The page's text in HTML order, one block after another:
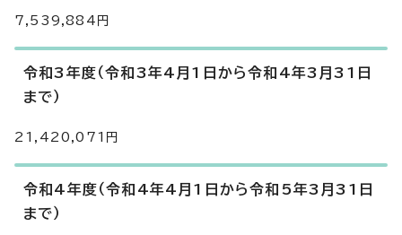
7,539,884円
令和3年度（令和3年4月1日から令和4年3月31日
まで）
21,420,071円
令和4年度（令和4年4月1日から令和5年3月31日
まで）